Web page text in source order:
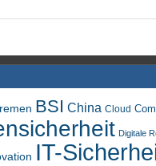
BSI China Cloud
Digitale
IT-